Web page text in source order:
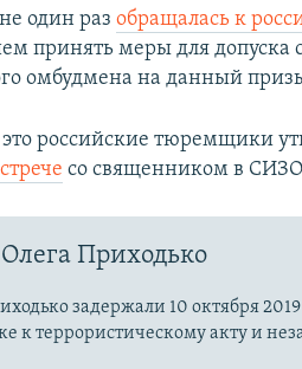
не один раз обращалась к
принять меры для
омбудмена на данный
это российские тюремщики
со священником в
Приходько
задержали 10 октября
к террористическому акту и